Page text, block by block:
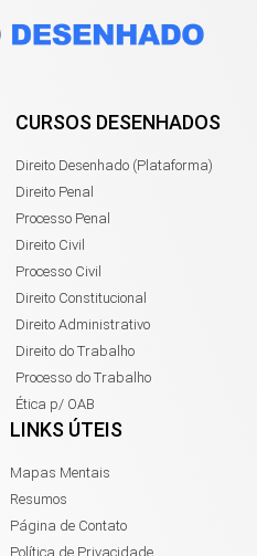
CURSOS DESENHADOS
Direito Desenhado (Plataforma)
Direito Penal
Processo Penal
Direito Civil
Processo Civil
Direito Constitucional
Direito Administrativo
Direito do Trabalho
Processo do Trabalho
Ética p/ OAB
LINKS ÚTEIS
Mapas Mentais
Resumos
Página de Contato
Política de Privacidade